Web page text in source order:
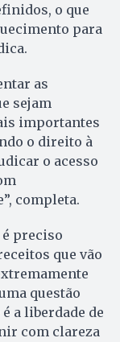
o que
para
as
sejam
importantes
o direito à
o acesso
completa.
preciso
que vão
questão
a liberdade de
com clareza